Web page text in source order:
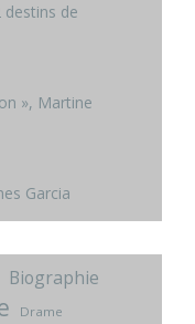
destins de
», Martine
Garcia
Biographie
Drame